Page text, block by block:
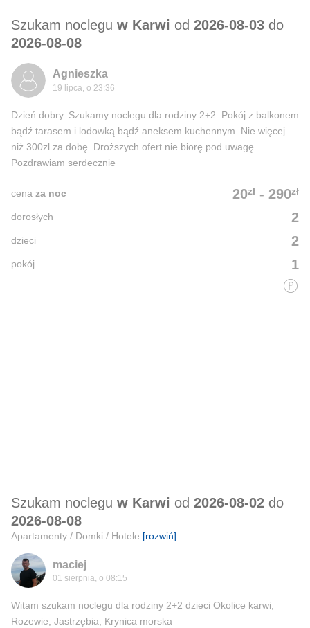
Szukam noclegu w Karwi od 2026-08-03 do
2026-08-08
Agnieszka
19 lipca, o 23:36
Dzień dobry. Szukamy noclegu dla rodziny 2+2. Pokój z balkonem
bądź tarasem i lodowką bądź aneksem kuchennym. Nie więcej
niż 300zl za dobę. Droższych ofert nie biorę pod uwagę.
Pozdrawiam serdecznie
20zł - 290zł
cena za noc
2
dorosłych
2
dzieci
1
pokój
Szukam noclegu w Karwi od 2026-08-02 do
2026-08-08
Apartamenty / Domki / Hotele [rozwiń]
maciej
01 sierpnia, o 08:15
Witam szukam noclegu dla rodziny 2+2 dzieci Okolice karwi,
Rozewie, Jastrzębia, Krynica morska